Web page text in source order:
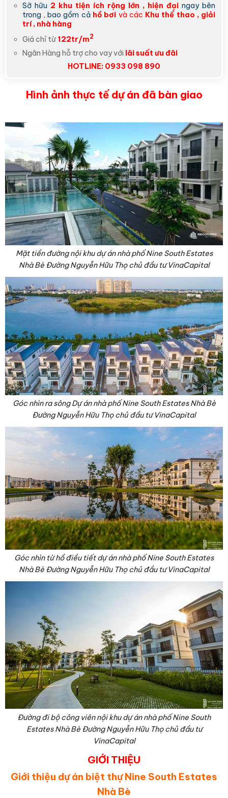
Sỡ hữu 2 khu tiện ích rộng lớn , hiện đạingay bên
trong , bao gồm cả hồ bơi và các Khu thể thao , giải
trí , nhà hàng
Giá chỉ từ 122tr/m2
Ngân Hàng hỗ trợ cho vay với lãi suất ưu đãi
HOTLINE: 0933 098 890
Hình ảnh thực tế dự án đã bàn giao
Mặt tiền đường nội khu dự án nhà phố Nine South Estates
Nhà Bè Đường Nguyễn Hữu Thọ chủ đầu tư VinaCapital
Góc nhìn ra sông Dự án nhà phố Nine South Estates Nhà Bè
Đường Nguyễn Hữu Thọ chủ đầu tư VinaCapital
Góc nhìn từ hồ điều tiết dự án nhà phố Nine South Estates
Nhà Bè Đường Nguyễn Hữu Thọ chủ đầu tư VinaCapital
Đường đi bộ công viên nội khu dự án nhà phố Nine South
Estates Nhà Bè Đường Nguyễn Hữu Thọ chủ đầu tư
VinaCapital
GIỚI THIỆU
Giới thiệu dự án biệt thự Nine South Estates
Nhà Bè